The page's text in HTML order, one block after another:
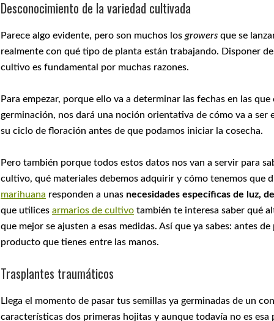
Desconocimiento de la variedad cultivada
Parece algo evidente, pero son muchos los growers que se
realmente con qué tipo de planta están trabajando. Disponer
cultivo es fundamental por muchas razones.
Para empezar, porque ello va a determinar las fechas en las
germinación, nos dará una noción orientativa de cómo va a
su ciclo de floración antes de que podamos iniciar la cosecha.
Pero también porque todos estos datos nos van a servir para
cultivo, qué materiales debemos adquirir y cómo tenemos que
marihuana responden a unas necesidades específicas de luz,
que utilices armarios de cultivo también te interesa saber qué
que mejor se ajusten a esas medidas. Así que ya sabes: antes
producto que tienes entre las manos.
Trasplantes traumáticos
Llega el momento de pasar tus semillas ya germinadas de un
características dos primeras hojitas y aunque todavía no es